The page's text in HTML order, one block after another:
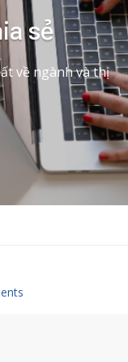
sẻ
về ngành và thị